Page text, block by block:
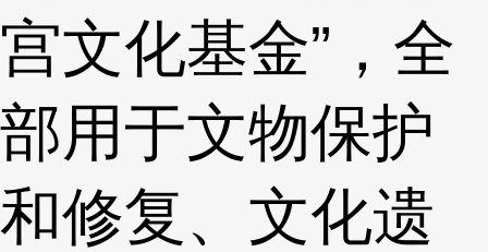
宫文化基金”，全
部用于文物保护
和修复、文化遗